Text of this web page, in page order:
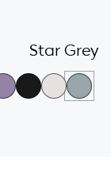
צבעי
הדגמים
Star Grey